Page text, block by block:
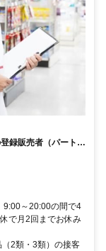
録販売者（パート）
9:00～20:00の間で4
で月2回までお休み
2類・3類）の接客